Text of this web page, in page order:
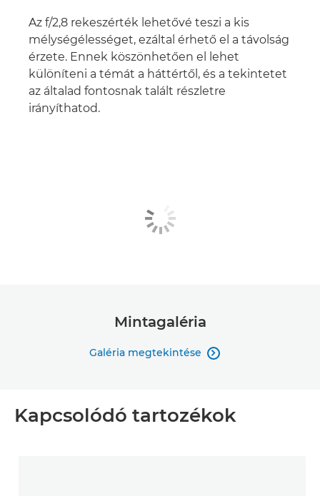
Az f/2,8 rekeszérték lehetővé teszi a kis
mélységélességet, ezáltal érhető el a távolság
érzete. Ennek köszönhetően el lehet
különíteni a témát a háttértől, és a tekintetet
az általad fontosnak talált részletre
irányíthatod.
Mintagaléria
Galéria megtekintése 
Kapcsolódó tartozékok